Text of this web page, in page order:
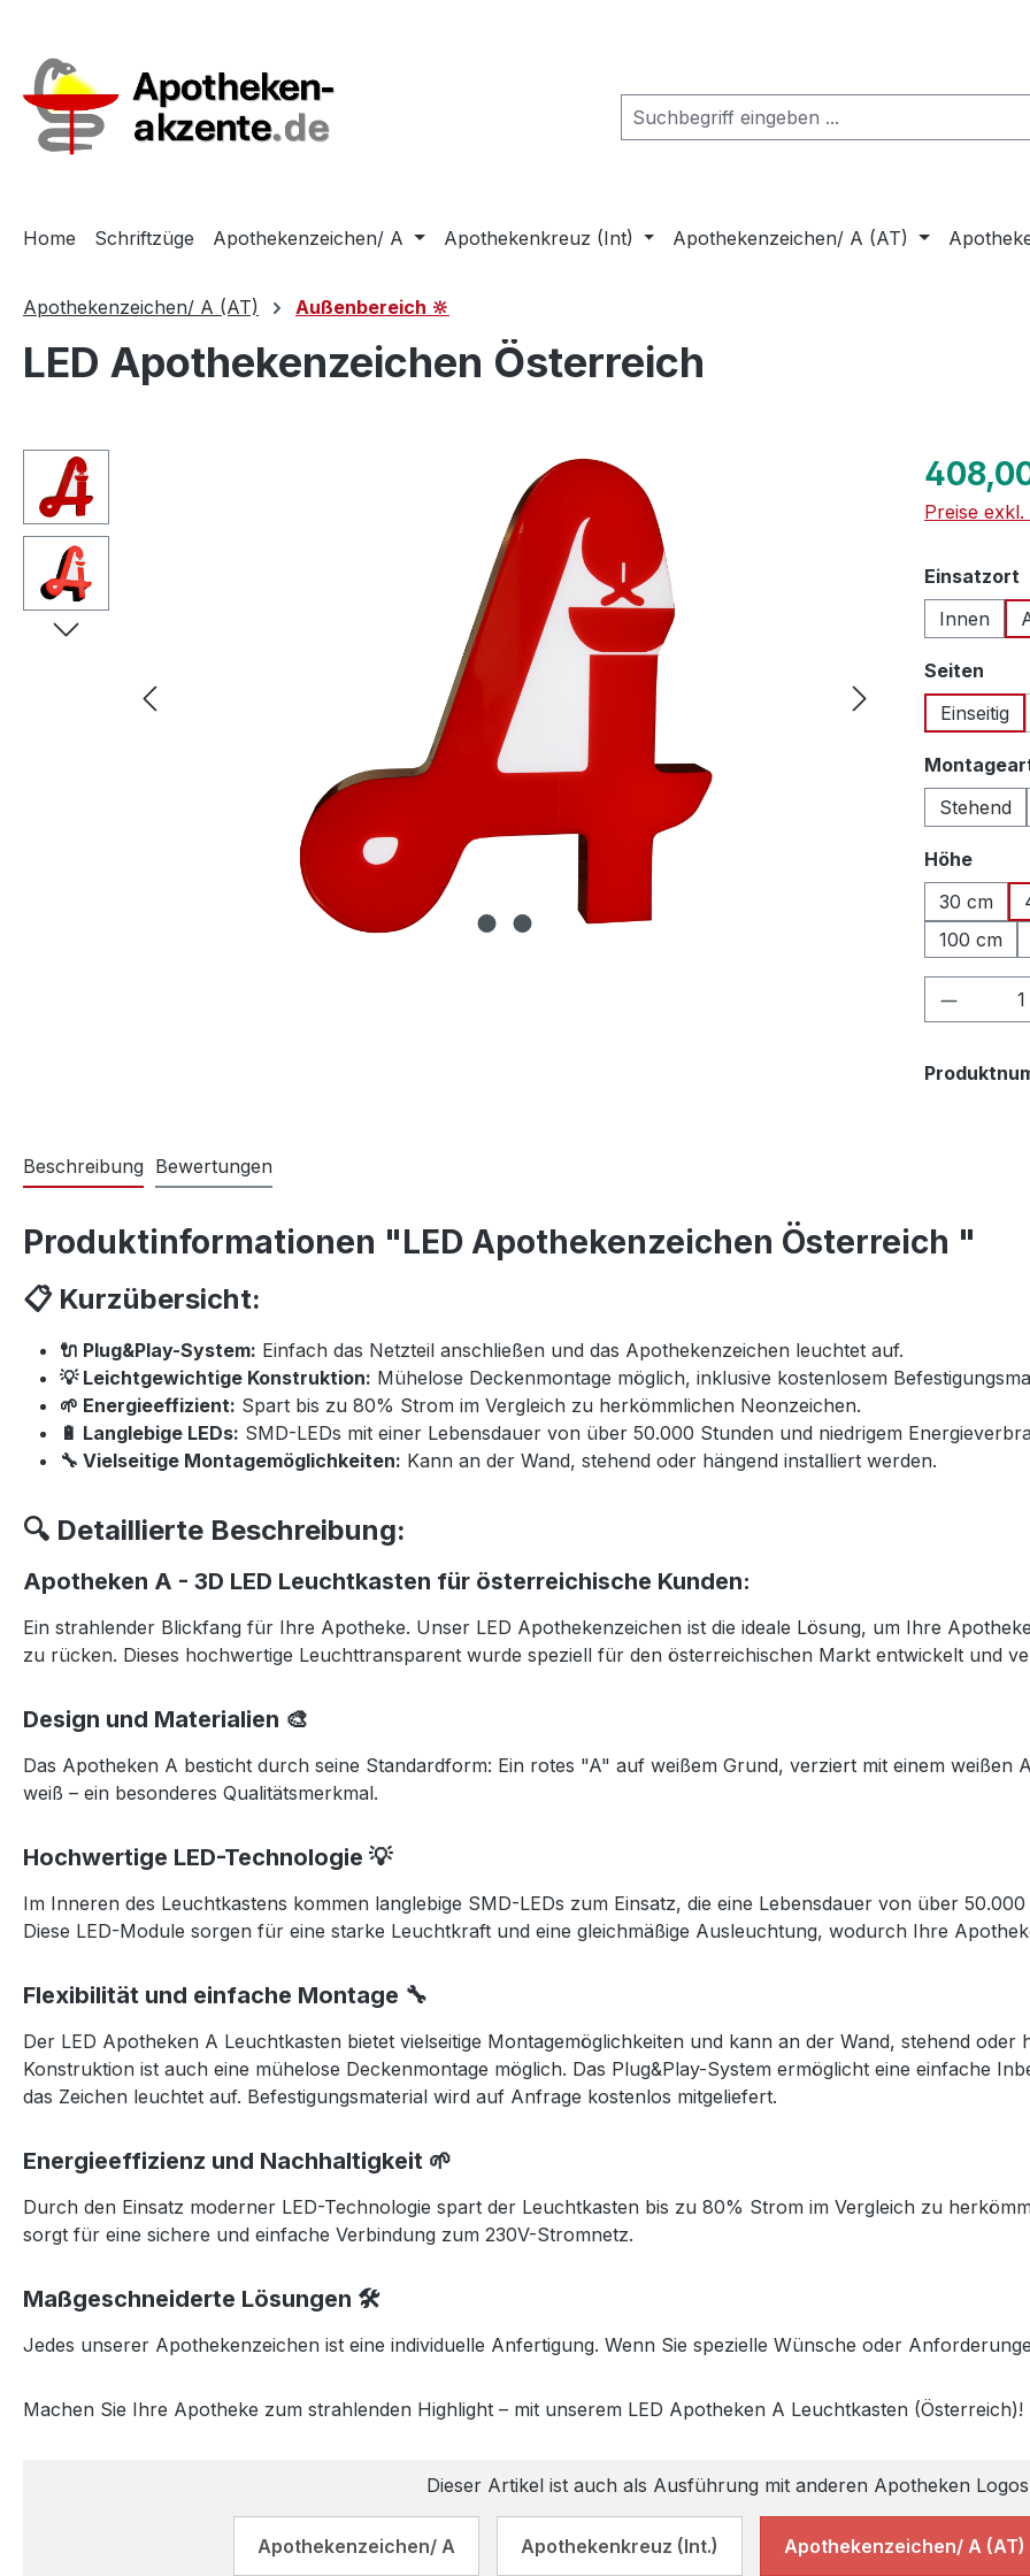
Home Schriftzüge Apothekenzeichen/ A Apothekenkreuz (Int) Apothekenzeichen/ A (AT)
Apothekenzeichen/ A (AT) Außenbereich 🔆
LED Apothekenzeichen Österreich
Bildergalerie überspringen Regulärer
Preise
Einsatzort
Innen
Seiten
Einseitig
Stehend
Höhe
30 cm
100 cm
Beschreibung Bewertungen
Produktinformationen "LED Apothekenzeichen Österreich "
📋 Kurzübersicht:
🔌 Plug&Play-System: Einfach das Netzteil anschließen und das Apothekenzeichen leuchtet auf.
💡 Leichtgewichtige Konstruktion: Mühelose Deckenmontage möglich, inklusive kostenlosem
🌱 Energieeffizient: Spart bis zu 80% Strom im Vergleich zu herkömmlichen Neonzeichen.
🔋 Langlebige LEDs: SMD-LEDs mit einer Lebensdauer von über 50.000 Stunden und niedrigem
🔧 Vielseitige Montagemöglichkeiten: Kann an der Wand, stehend oder hängend installiert werden.
🔍 Detaillierte Beschreibung:
Apotheken A - 3D LED Leuchtkasten für österreichische Kunden:
Ein strahlender Blickfang für Ihre Apotheke. Unser LED Apothekenzeichen ist die ideale Lösung, um Ihre
zu rücken. Dieses hochwertige Leuchttransparent wurde speziell für den österreichischen Markt entwickelt und
Design und Materialien 🎨
Das Apotheken A besticht durch seine Standardform: Ein rotes "A" auf weißem Grund, verziert mit einem weißen
weiß – ein besonderes Qualitätsmerkmal.
Hochwertige LED-Technologie 💡
Im Inneren des Leuchtkastens kommen langlebige SMD-LEDs zum Einsatz, die eine Lebensdauer von über
Diese LED-Module sorgen für eine starke Leuchtkraft und eine gleichmäßige Ausleuchtung, wodurch Ihre
Flexibilität und einfache Montage 🔧
Der LED Apotheken A Leuchtkasten bietet vielseitige Montagemöglichkeiten und kann an der Wand, stehend
Konstruktion ist auch eine mühelose Deckenmontage möglich. Das Plug&Play-System ermöglicht eine einfache
das Zeichen leuchtet auf. Befestigungsmaterial wird auf Anfrage kostenlos mitgeliefert.
Energieeffizienz und Nachhaltigkeit 🌱
Durch den Einsatz moderner LED-Technologie spart der Leuchtkasten bis zu 80% Strom im Vergleich zu
sorgt für eine sichere und einfache Verbindung zum 230V-Stromnetz.
Maßgeschneiderte Lösungen 🛠️
Jedes unserer Apothekenzeichen ist eine individuelle Anfertigung. Wenn Sie spezielle Wünsche oder
Machen Sie Ihre Apotheke zum strahlenden Highlight – mit unserem LED Apotheken A Leuchtkasten (Österreich)!
Dieser Artikel ist auch als Ausführung mit anderen Apotheken
Apothekenzeichen/ A Apothekenkreuz (Int.) Apothekenzeichen/ A (AT)